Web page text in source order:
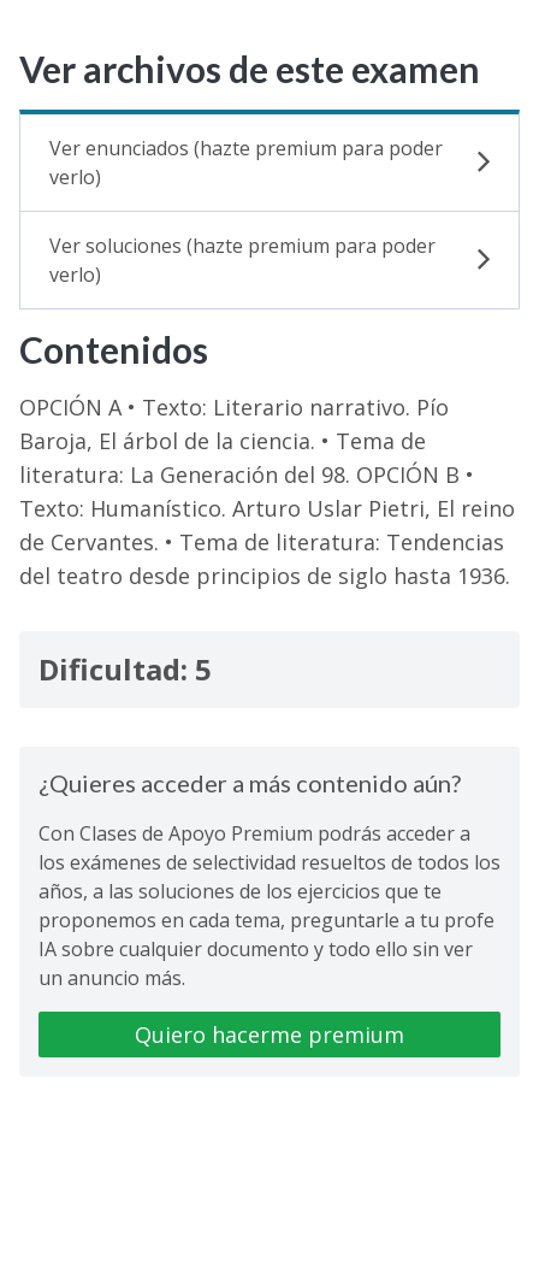
Ver archivos de este examen
Ver enunciados (hazte premium para poder
verlo)
Ver soluciones (hazte premium para poder
verlo)
Contenidos
OPCIÓN A • Texto: Literario narrativo. Pío
Baroja, El árbol de la ciencia. • Tema de
literatura: La Generación del 98. OPCIÓN B •
Texto: Humanístico. Arturo Uslar Pietri, El reino
de Cervantes. • Tema de literatura: Tendencias
del teatro desde principios de siglo hasta 1936.
Dificultad: 5
¿Quieres acceder a más contenido aún?
Con Clases de Apoyo Premium podrás acceder a
los exámenes de selectividad resueltos de todos los
años, a las soluciones de los ejercicios que te
proponemos en cada tema, preguntarle a tu profe
IA sobre cualquier documento y todo ello sin ver
un anuncio más.
Quiero hacerme premium